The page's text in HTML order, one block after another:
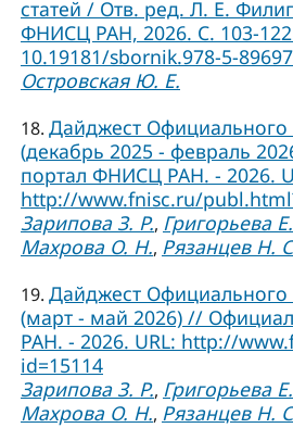
статей / Отв. ред. Л. Е.
ФНИСЦ РАН, 2026. C. 103-
10.19181/sbornik.978-5-
Островская Ю. Е.
18. Дайджест
(декабрь 2025 - февраль
портал ФНИСЦ РАН. - 2026.
http://www.fnisc.ru/
Зарипова З. Р., Григорьева
Махрова О. Н., Рязанцев Н.
19. Дайджест
(март - май 2026) //
РАН. - 2026. URL: http://
id=15114
Зарипова З. Р., Григорьева
Махрова О. Н., Рязанцев Н.